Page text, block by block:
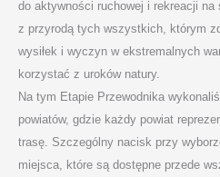
do aktywności ruchowej i rekreacji
z przyrodą tych wszystkich, którym
wysiłek i wyczyn w ekstremalnych
korzystać z uroków natury.
Na tym Etapie Przewodnika
powiatów, gdzie każdy powiat
trasę. Szczególny nacisk przy
miejsca, które są dostępne przede